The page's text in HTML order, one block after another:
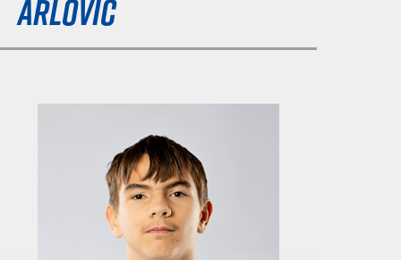
ARLOVIĆ